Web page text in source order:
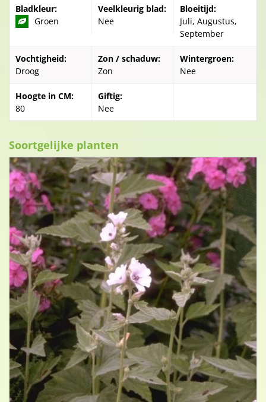
Bladkleur:
Groen
Veelkleurig blad:
Nee
Bloeitijd:
Juli, Augustus,
September
Vochtigheid:
Droog
Zon / schaduw:
Zon
Wintergroen:
Nee
Hoogte in CM:
80
Giftig:
Nee
Soortgelijke planten